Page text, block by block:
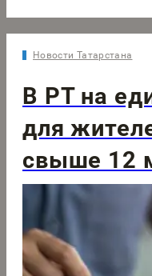
Новости Татарстана
В РТ на
для
свыше 12